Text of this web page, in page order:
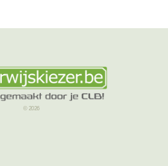
© 2026